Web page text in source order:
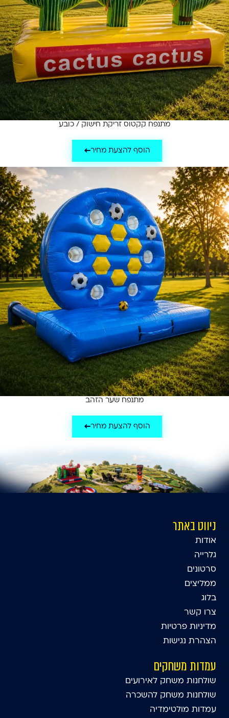
מתנפח קקטוס זריקת חישוק / כובע
הוסף להצעת מחיר
מתנפח שער הזהב
הוסף להצעת מחיר
ניווט באתר
אודות
גלרייה
סרטונים
ממליצים
בלוג
צרו קשר
מדיניות פרטיות
הצהרת נגישות
עמדות משחקים
שולחנות משחק לאירועים
שולחנות משחק להשכרה
עמדות מולטימדיה